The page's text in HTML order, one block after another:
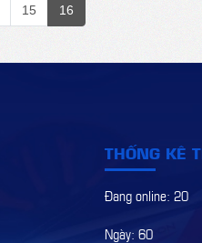
15 16
THỐNG KÊ
Đang online: 20
Ngày: 60